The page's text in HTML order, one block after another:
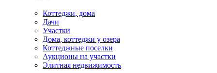
Коттеджи, дома
Дачи
Участки
Дома, коттеджи у озера
Коттеджные поселки
Аукционы на участки
Элитная недвижимость